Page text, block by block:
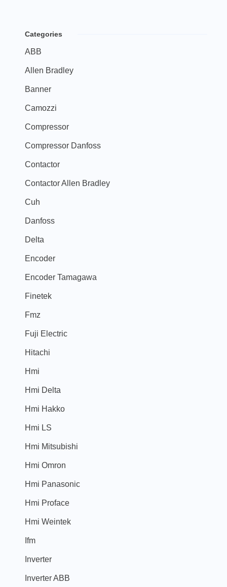
Categories
ABB
Allen Bradley
Banner
Camozzi
Compressor
Compressor Danfoss
Contactor
Contactor Allen Bradley
Cuh
Danfoss
Delta
Encoder
Encoder Tamagawa
Finetek
Fmz
Fuji Electric
Hitachi
Hmi
Hmi Delta
Hmi Hakko
Hmi LS
Hmi Mitsubishi
Hmi Omron
Hmi Panasonic
Hmi Proface
Hmi Weintek
Ifm
Inverter
Inverter ABB